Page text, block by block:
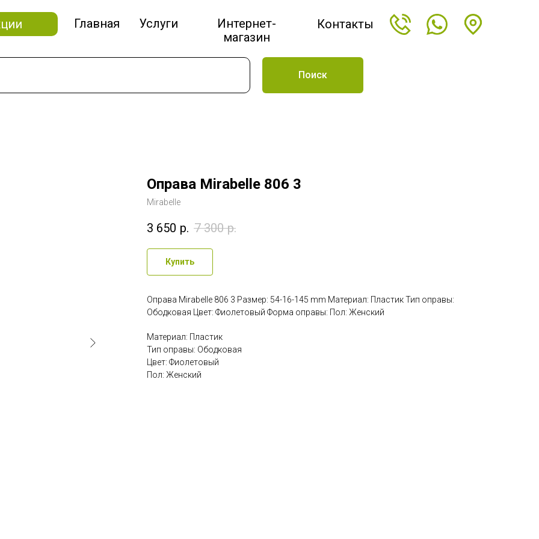
Главная Услуги
Интернет-
магазин
Контакты
Поиск
Оправа Mirabelle 806 3
Mirabelle
3 650 р. 7 300 р.
Купить
Оправа Mirabelle 806 3 Размер: 54-16-145 mm Материал: Пластик Тип оправы:
Ободковая Цвет: Фиолетовый Форма оправы: Пол: Женский
Материал: Пластик
Тип оправы: Ободковая
Цвет: Фиолетовый
Пол: Женский